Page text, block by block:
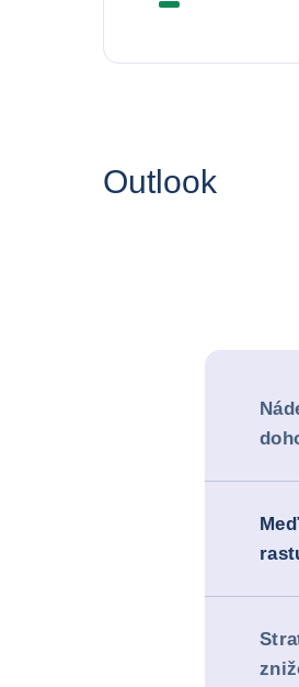
Outlook